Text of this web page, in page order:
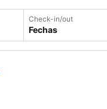
Check-in/out
Fechas